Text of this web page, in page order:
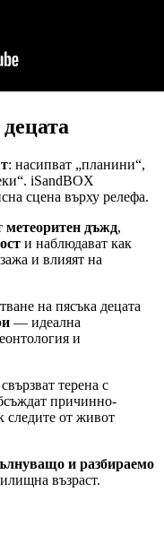
: насипват „планини“,
iSandBOX
сцена върху релефа.
метеоритен дъжд,
и наблюдават как
и влияят на
на пясъка децата
— идеална
и
терена с
причинно-
следите от живот
и разбираемо
възраст.